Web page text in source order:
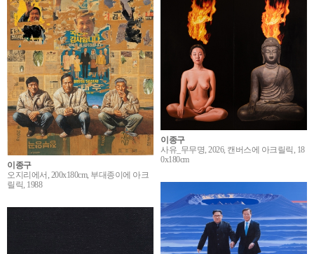
이종구
오지리에서, 200x180cm, 부대종이에 아크
릴릭, 1988
이종구
사유_무무명, 2026, 캔버스에 아크릴릭, 18
0x180cm